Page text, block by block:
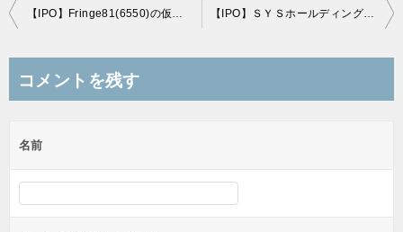
投
ビ
ー
シ
【IPO】Fringe81(6550)の仮条件発表！2,400～2,600円と超々強気価格設定 【IPO】ＳＹＳホールディングス(3988)の仮条件発表！2,360～2,560円と通常価格設定
コメントを残す
名前